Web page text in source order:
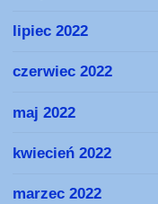
lipiec 2022
czerwiec 2022
maj 2022
kwiecień 2022
marzec 2022